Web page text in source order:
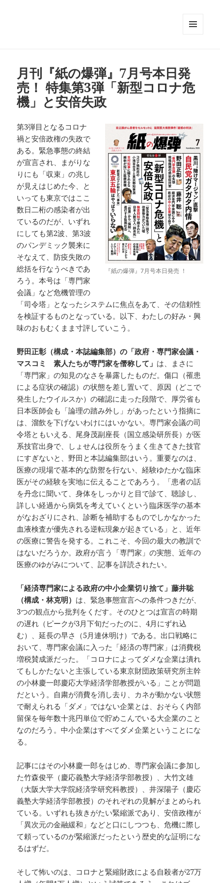
ット
月刊『紙の爆弾』7月号本日発
売！ 特集第3弾「新型コロナ危
機」と安倍失政
『紙の爆弾』7月号本日発売 ！
第3弾目となるコロナ
禍と安倍政権の失政で
ある。緊急事態の終結
が宣言され、まがりな
りにも「収束」の兆し
が見えはじめた今、と
いっても東京ではここ
数日二桁の感染者が出
ているのだが、いずれ
にしても第2波、第3波
のパンデミック襲来に
そなえて、防疫失敗の
総括を行なうべきであ
ろう。本号は「専門家
会議」など危機管理の
「司令塔」となったシステムに焦点をあて、その信頼性
を検証するものとなっている。以下、わたしの好み・興
味のおもむくまま寸評していこう。
野田正彰（構成・本誌編集部）の「政府・専門家会議・
マスコミ 素人たちが専門家を僭称して」 は、まさに
「専門家」の知見のなさを暴露したものだ。傷口（罹患
による症状の確認）の状態を差し置いて、原因（どこで
発生したウイルスか）の確認に走った段階で、厚労省も
日本医師会も「論理の踏み外し」があったという指摘に
は、溜飲を下げないわけにはいかない。専門家会議の司
令塔ともいえる、尾身茂副座長（国立感染研所長）が医
系技官出身で、しょせんは役所をうまく生きてきた技官
にすぎないと、野田と本誌編集部はいう。重要なのは、
医療の現場で基本的な防禦を行ない、経験ゆたかな臨床
医がその経験を実地に伝えることであろう。「患者の話
を丹念に聞いて、身体をしっかりと目で診て、聴診し、
詳しい経過から病気を考えていくという臨床医学の基本
がなおざりにされ、診断を補助するものでしかなかった
血液検査が優先される逆転現象が起きている」と、近年
の医療に警告を発する。これこそ、今回の最大の教訓で
はないだろうか。政府が言う「専門家」の実態、近年の
医療のゆがみについて、記事を詳読されたい。
「経済専門家による政府の中小企業切り捨て」藤井聡
（構成・林克明） は、緊急事態宣言への条件つきだが、
3つの観点から批判をくだす。そのひとつは宣言の時期
の遅れ（ピークが3月下旬だったのに、4月にずれ込
む）、延長の早さ（5月連休明け）である。出口戦略に
おいて、専門家会議に入った「経済の専門家」は消費税
増税賛成派だった。「コロナによってダメな企業は潰れ
てもしかたないと主張している東京財団政策研究所主幹
の小林慶一郎慶応大学経済学部教授がいる」ことが問題
だという。自粛が消費を消し去り、カネが動かない状態
で耐えられる「ダメ」ではない企業とは、おそらく内部
留保を毎年数十兆円単位で貯めこんでいる大企業のこと
なのだろう。中小企業はすべてダメ企業ということにな
る。
記事にはその小林慶一郎をはじめ、専門家会議に参加し
た竹森俊平（慶応義塾大学経済学部教授）、大竹文雄
（大阪大学大学院経済学研究科教授）、井深陽子（慶応
義塾大学経済学部教授）のそれぞれの見解がまとめられ
ている。いずれも抜きがたい緊縮派であり、安倍政権が
「異次元の金融緩和」などと口にしつつも、危機に際し
て頼っているのが緊縮派だったという歴史的な証明にな
るはずだ。
そして怖いのは、コロナと緊縮財政による自殺者が27万